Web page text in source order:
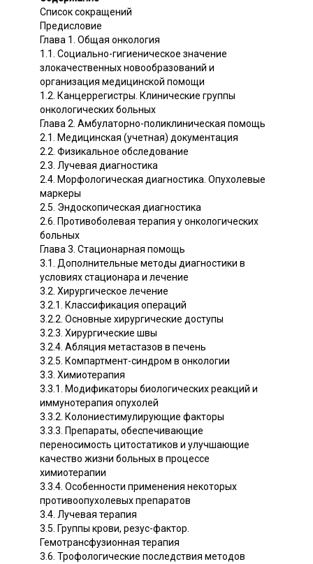
Список сокращений
Предисловие
Глава 1. Общая онкология
1.1. Социально-гигиеническое значение
злокачественных новообразований и
организация медицинской помощи
1.2. Канцеррегистры. Клинические группы
онкологических больных
Глава 2. Амбулаторно-поликлиническая помощь
2.1. Медицинская (учетная) документация
2.2. Физикальное обследование
2.3. Лучевая диагностика
2.4. Морфологическая диагностика. Опухолевые
маркеры
2.5. Эндоскопическая диагностика
2.6. Противоболевая терапия у онкологических
больных
Глава 3. Стационарная помощь
3.1. Дополнительные методы диагностики в
условиях стационара и лечение
3.2. Хирургическое лечение
3.2.1. Классификация операций
3.2.2. Основные хирургические доступы
3.2.3. Хирургические швы
3.2.4. Абляция метастазов в печень
3.2.5. Компартмент-синдром в онкологии
3.3. Химиотерапия
3.3.1. Модификаторы биологических реакций и
иммунотерапия опухолей
3.3.2. Колониестимулирующие факторы
3.3.3. Препараты, обеспечивающие
переносимость цитостатиков и улучшающие
качество жизни больных в процессе
химиотерапии
3.3.4. Особенности применения некоторых
противоопухолевых препаратов
3.4. Лучевая терапия
3.5. Группы крови, резус-фактор.
Гемотрансфузионная терапия
3.6. Трофологические последствия методов